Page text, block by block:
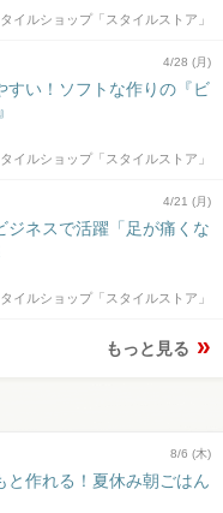
イルショップ「スタイルストア」
4/28 (月)
すい！ソフトな作りの『ビ
イルショップ「スタイルストア」
4/21 (月)
ジネスで活躍「足が痛くな
イルショップ「スタイルストア」
もっと見る
8/6 (木)
と作れる！夏休み朝ごはん